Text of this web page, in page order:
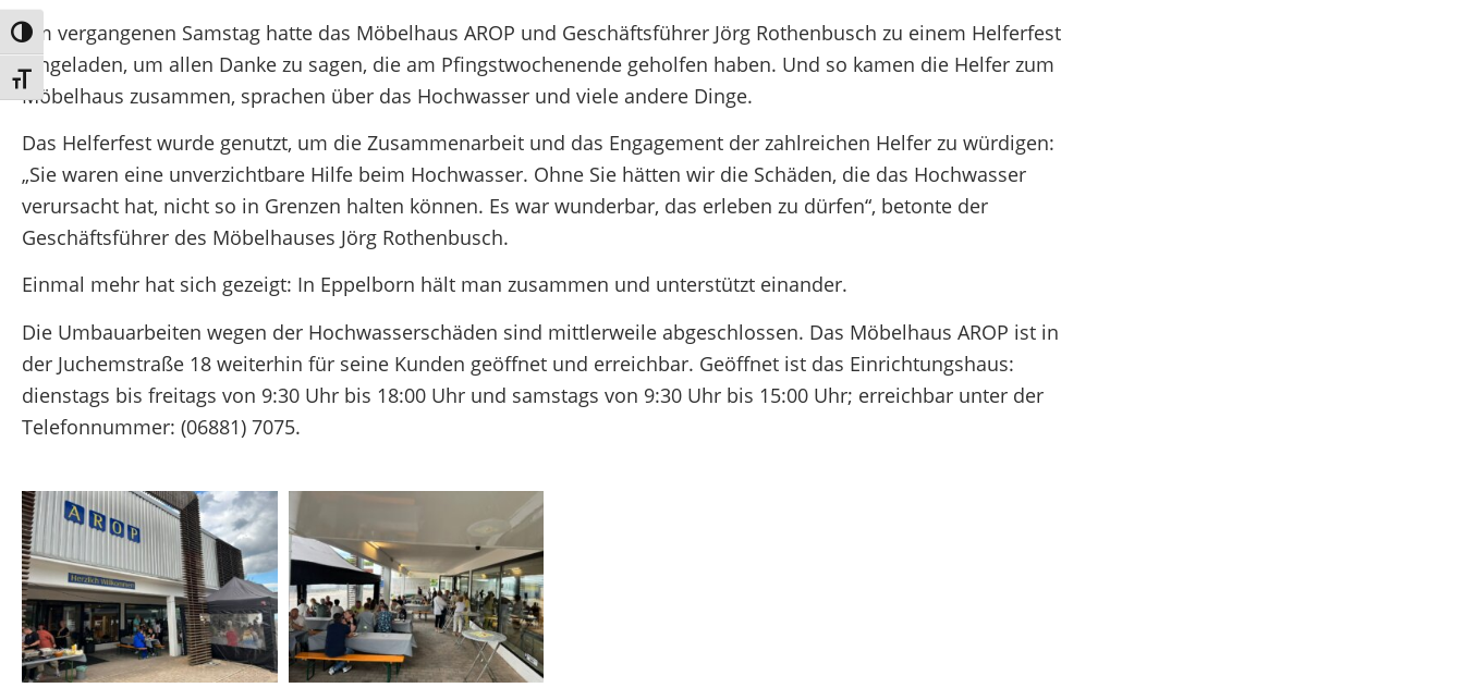
Umschalten auf hohe Kontraste
Schrift vergrößern
Am vergangenen Samstag hatte das Möbelhaus AROP und Geschäftsführer Jörg Rothenbusch zu einem Helferfest
eingeladen, um allen Danke zu sagen, die am Pfingstwochenende geholfen haben. Und so kamen die Helfer zum
Möbelhaus zusammen, sprachen über das Hochwasser und viele andere Dinge.
Das Helferfest wurde genutzt, um die Zusammenarbeit und das Engagement der zahlreichen Helfer zu würdigen:
„Sie waren eine unverzichtbare Hilfe beim Hochwasser. Ohne Sie hätten wir die Schäden, die das Hochwasser
verursacht hat, nicht so in Grenzen halten können. Es war wunderbar, das erleben zu dürfen“, betonte der
Geschäftsführer des Möbelhauses Jörg Rothenbusch.
Einmal mehr hat sich gezeigt: In Eppelborn hält man zusammen und unterstützt einander.
Die Umbauarbeiten wegen der Hochwasserschäden sind mittlerweile abgeschlossen. Das Möbelhaus AROP ist in
der Juchemstraße 18 weiterhin für seine Kunden geöffnet und erreichbar. Geöffnet ist das Einrichtungshaus:
dienstags bis freitags von 9:30 Uhr bis 18:00 Uhr und samstags von 9:30 Uhr bis 15:00 Uhr; erreichbar unter der
Telefonnummer: (06881) 7075.